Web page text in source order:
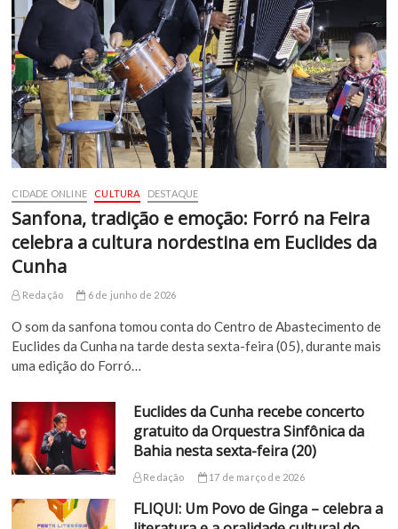
CIDADE ONLINE CULTURA DESTAQUE
Sanfona, tradição e emoção: Forró na Feira
celebra a cultura nordestina em Euclides da
Cunha
Redação 6 de junho de 2026
O som da sanfona tomou conta do Centro de Abastecimento de
Euclides da Cunha na tarde desta sexta-feira (05), durante mais
uma edição do Forró…
Euclides da Cunha recebe concerto
gratuito da Orquestra Sinfônica da
Bahia nesta sexta-feira (20)
Redação 17 de março de 2026
FLIQUI: Um Povo de Ginga – celebra a